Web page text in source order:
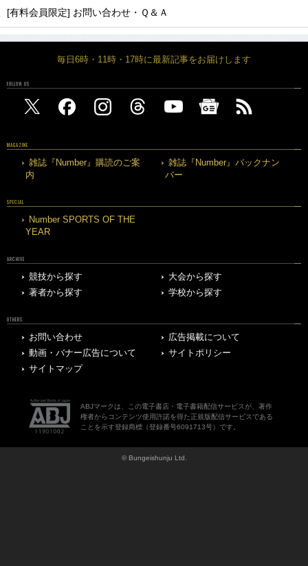
[有料会員限定] お問い合わせ・Ｑ＆Ａ
毎日6時・11時・17時に最新記事をお届けします
FOLLOW US
MAGAZINE
雑誌『Number』購読のご案
内
雑誌『Number』バックナン
バー
SPECIAL
Number SPORTS OF THE
YEAR
ARCHIVE
競技から探す
大会から探す
著者から探す
学校から探す
OTHERS
お問い合わせ
広告掲載について
動画・バナー広告について
サイトポリシー
サイトマップ
ABJマークは、この電子書店・電子書籍配信サービスが、著作
権者からコンテンツ使用許諾を得た正規版配信サービスである
ことを示す登録商標（登録番号6091713号）です。
© Bungeishunju Ltd.